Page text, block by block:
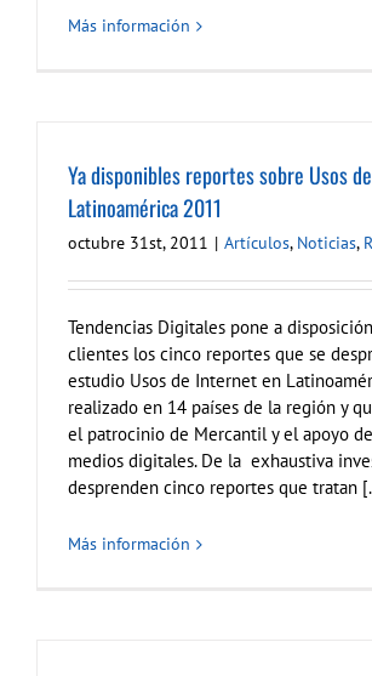
Más información
Ya disponibles reportes sobre Usos
Latinoamérica 2011
octubre 31st, 2011 | Artículos, Noticias,
Tendencias Digitales pone a
clientes los cinco reportes que se
estudio Usos de Internet en
realizado en 14 países de la región y
el patrocinio de Mercantil y el apoyo
medios digitales. De la exhaustiva
desprenden cinco reportes que tratan
Más información